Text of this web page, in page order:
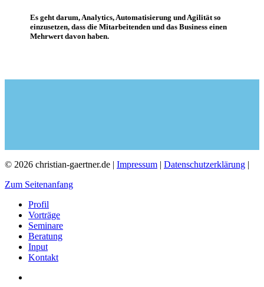
Es geht darum, Analytics, Automatisierung und Agilität so
einzusetzen, dass die Mitarbeitenden und das Business einen
Mehrwert davon haben.
© 2026 christian-gaertner.de | Impressum | Datenschutzerklärung |
Zum Seitenanfang
Profil
Vorträge
Seminare
Beratung
Input
Kontakt